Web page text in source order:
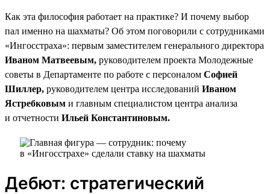
Как эта философия работает на практике? И почему выбор
пал именно на шахматы? Об этом поговорили с сотрудниками
«Ингосстраха»: первым заместителем генерального директора
Иваном Матвеевым, руководителем проекта Молодежные
советы в Департаменте по работе с персоналом Софией
Шиллер, руководителем центра исследований Иваном
Ястребковым и главным специалистом центра анализа
и отчетности Ильей Константиновым.
Дебют: стратегический